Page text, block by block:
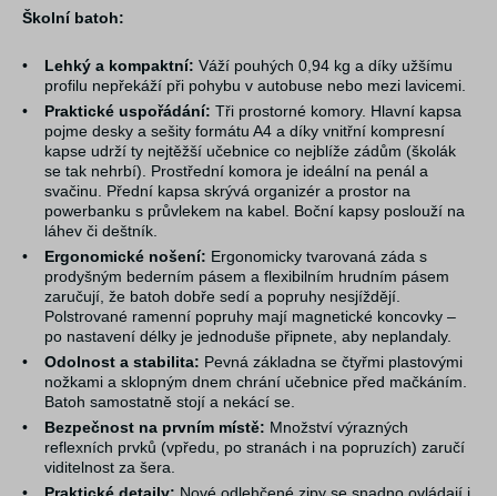
Školní batoh:
• Lehký a kompaktní: Váží pouhých 0,94 kg a díky užšímu
profilu nepřekáží při pohybu v autobuse nebo mezi lavicemi.
•
Praktické uspořádání: Tři prostorné komory. Hlavní kapsa
pojme desky a sešity formátu A4 a díky vnitřní kompresní
kapse udrží ty nejtěžší učebnice co nejblíže zádům (školák
se tak nehrbí). Prostřední komora je ideální na penál a
svačinu. Přední kapsa skrývá organizér a prostor na
powerbanku s průvlekem na kabel. Boční kapsy poslouží na
láhev či deštník.
•
Ergonomické nošení: Ergonomicky tvarovaná záda s
prodyšným bederním pásem a flexibilním hrudním pásem
zaručují, že batoh dobře sedí a popruhy nesjíždějí.
Polstrované ramenní popruhy mají magnetické koncovky –
po nastavení délky je jednoduše připnete, aby neplandaly.
•
Odolnost a stabilita: Pevná základna se čtyřmi plastovými
nožkami a sklopným dnem chrání učebnice před mačkáním.
Batoh samostatně stojí a nekácí se.
•
Bezpečnost na prvním místě: Množství výrazných
reflexních prvků (vpředu, po stranách i na popruzích) zaručí
viditelnost za šera.